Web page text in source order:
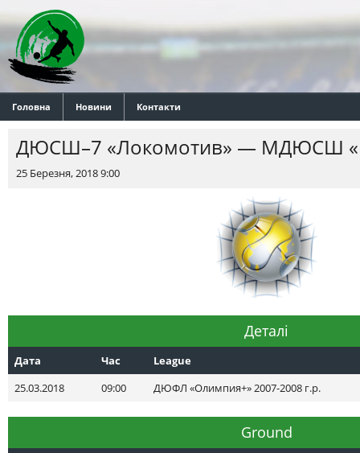
Головна Новини Контакти
ДЮСШ–7 «Локомотив» — МДЮСШ
25 Березня, 2018 9:00
Деталі
Дата Час
League
25.03.2018
09:00 ДЮФЛ «Олимпия+» 2007-2008 г.р.
Ground